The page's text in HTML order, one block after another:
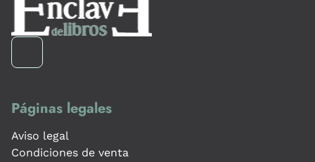
Páginas legales
Aviso legal
Condiciones de venta